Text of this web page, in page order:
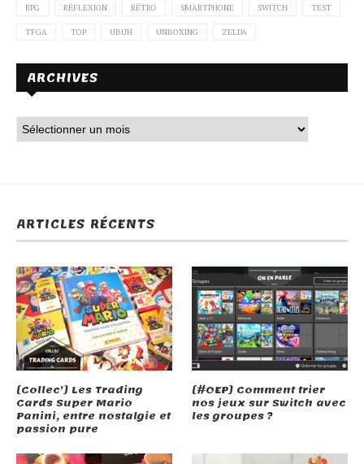
RPG RÉFLEXION RÉTRO SMARTPHONE SWITCH TEST
TFGA TOP UBUH UNBOXING ZELDA
ARCHIVES
ARTICLES RÉCENTS
[Collec’] Les Trading
Cards Super Mario
Panini, entre nostalgie et
passion pure
[#OEP] Comment trier
nos jeux sur Switch avec
les groupes ?